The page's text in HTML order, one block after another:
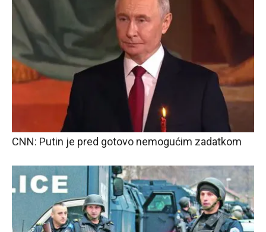
CNN: Putin je pred gotovo nemogućim zadatkom